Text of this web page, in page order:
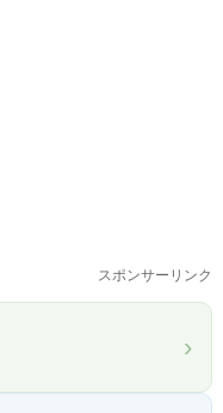
スポンサーリンク
›